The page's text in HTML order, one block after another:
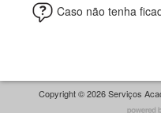
Caso não tenha
Copyright © 2026 Serviços